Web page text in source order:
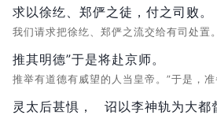
求以徐纥、郑俨之徒，付之司败。
我们请求把徐纥、郑俨之流交给有司处置
推其明德”于是将赴京师。
推举有道德有威望的人当皇帝。”于是，
灵太后甚惧， 诏以李神轨为大都